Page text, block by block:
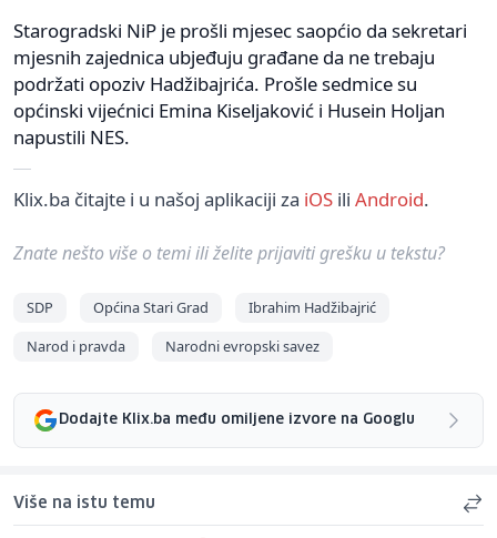
Starogradski NiP je prošli mjesec saopćio da sekretari
mjesnih zajednica ubjeđuju građane da ne trebaju
podržati opoziv Hadžibajrića. Prošle sedmice su
općinski vijećnici Emina Kiseljaković i Husein Holjan
napustili NES.
Klix.ba čitajte i u našoj aplikaciji za iOS ili Android.
Znate nešto više o temi ili želite prijaviti grešku u tekstu?
SDP Općina Stari Grad
Ibrahim Hadžibajrić
Narod i pravda
Narodni evropski savez
Dodajte Klix.ba među omiljene izvore na Googlu
Više na istu temu